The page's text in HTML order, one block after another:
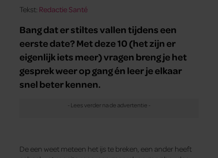
Tekst: Redactie Santé
Bang dat er stiltes vallen tijdens een
eerste date? Met deze 10 (het zijn er
eigenlijk iets meer) vragen breng je het
gesprek weer op gang én leer je elkaar
snel beter kennen.
De een weet meteen het ijs te breken, een ander heeft